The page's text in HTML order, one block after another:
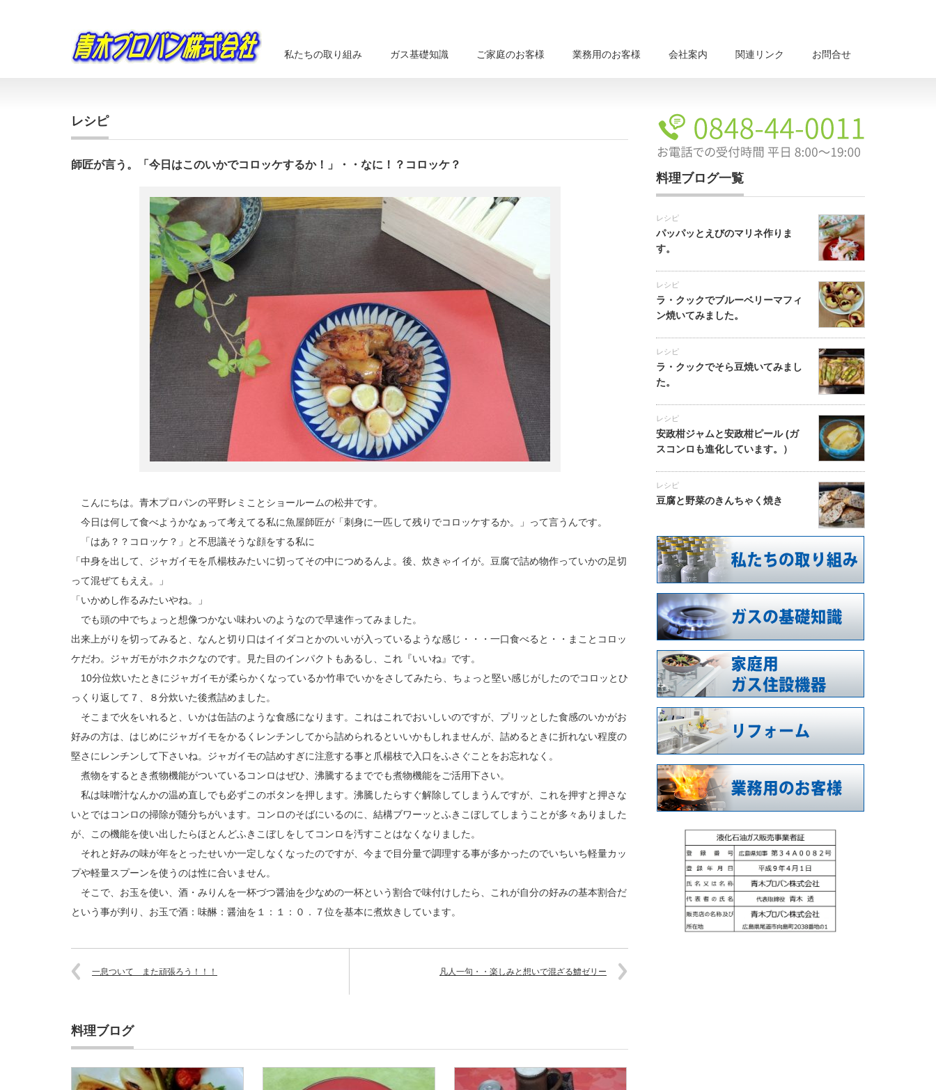
私たちの取り組み ガス基礎知識 ご家庭のお客様 業務用のお客様 会社案内 関連リンク お問合せ
レシピ
師匠が言う。「今日はこのいかでコロッケするか！」・・なに！？コロッケ？
こんにちは。青木プロパンの平野レミことショールームの松井です。
今日は何して食べようかなぁって考えてる私に魚屋師匠が「刺身に一匹して残りでコロッケするか。」って言うんです。
「はあ？？コロッケ？」と不思議そうな顔をする私に
「中身を出して、ジャガイモを爪楊枝みたいに切ってその中につめるんよ。後、炊きゃイイが。豆腐で詰め物作っていかの足切
って混ぜてもええ。」
「いかめし作るみたいやね。」
でも頭の中でちょっと想像つかない味わいのようなので早速作ってみました。
出来上がりを切ってみると、なんと切り口はイイダコとかのいいが入っているような感じ・・・一口食べると・・まことコロッ
ケだわ。ジャガモがホクホクなのです。見た目のインパクトもあるし、これ『いいね』です。
10分位炊いたときにジャガイモが柔らかくなっているか竹串でいかをさしてみたら、ちょっと堅い感じがしたのでコロッとひ
っくり返して７、８分炊いた後煮詰めました。
そこまで火をいれると、いかは缶詰のような食感になります。これはこれでおいしいのですが、プリッとした食感のいかがお
好みの方は、はじめにジャガイモをかるくレンチンしてから詰められるといいかもしれませんが、詰めるときに折れない程度の
堅さにレンチンして下さいね。ジャガイモの詰めすぎに注意する事と爪楊枝で入口をふさぐことをお忘れなく。
煮物をするとき煮物機能がついているコンロはぜひ、沸騰するまででも煮物機能をご活用下さい。
私は味噌汁なんかの温め直しでも必ずこのボタンを押します。沸騰したらすぐ解除してしまうんですが、これを押すと押さな
いとではコンロの掃除が随分ちがいます。コンロのそばにいるのに、結構ブワーッとふきこぼしてしまうことが多々ありました
が、この機能を使い出したらほとんどふきこぼしをしてコンロを汚すことはなくなりました。
それと好みの味が年をとったせいか一定しなくなったのですが、今まで目分量で調理する事が多かったのでいちいち軽量カッ
プや軽量スプーンを使うのは性に合いません。
そこで、お玉を使い、酒・みりんを一杯づつ醤油を少なめの一杯という割合で味付けしたら、これが自分の好みの基本割合だ
という事が判り、お玉で酒：味醂：醤油を１：１：０．７位を基本に煮炊きしています。
一息ついて また頑張ろう！！！ 凡人一句・・楽しみと想いで混ざる鱧ゼリー
料理ブログ
料理ブログ一覧
レシピ
パッパッとえびのマリネ作りま
す。
レシピ
ラ・クックでブルーベリーマフィ
ン焼いてみました。
レシピ
ラ・クックでそら豆焼いてみまし
た。
レシピ
安政柑ジャムと安政柑ピール (ガ
スコンロも進化しています。）
レシピ
豆腐と野菜のきんちゃく焼き